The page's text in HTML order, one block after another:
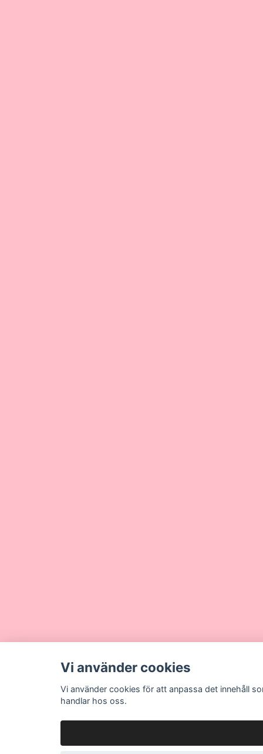
Vi använder cookies
Vi använder cookies för att anpassa det innehåll
handlar hos oss.